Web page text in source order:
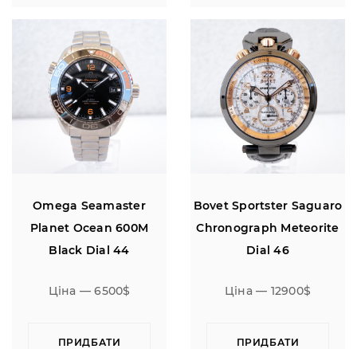
Omega Seamaster
Planet Ocean 600M
Black Dial 44
Ціна — 6500$
ПРИДБАТИ
Bovet Sportster Saguaro
Chronograph Meteorite
Dial 46
Ціна — 12900$
ПРИДБАТИ